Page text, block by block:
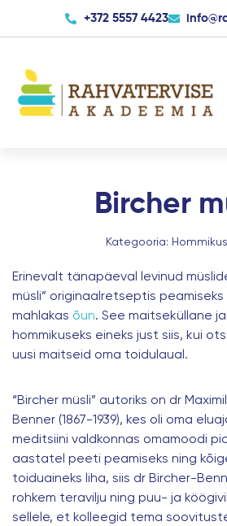
to
+372 5557 4423
Bircher
Kategooria:
Erinevalt tänapäeval levinud
müsli” originaalretseptis
mahlakas õun. See maitseküllane
hommikuseks eineks just siis, kui
uusi maitseid oma toidulaual.
“Bircher müsli” autoriks on dr
Benner (1867-1939), kes oli oma
meditsiini valdkonnas omamoodi
aastatel peeti peamiseks ning
toiduaineks liha, siis dr Bircher-
rohkem teravilju ning puu- ja
sellele, et kolleegid tema